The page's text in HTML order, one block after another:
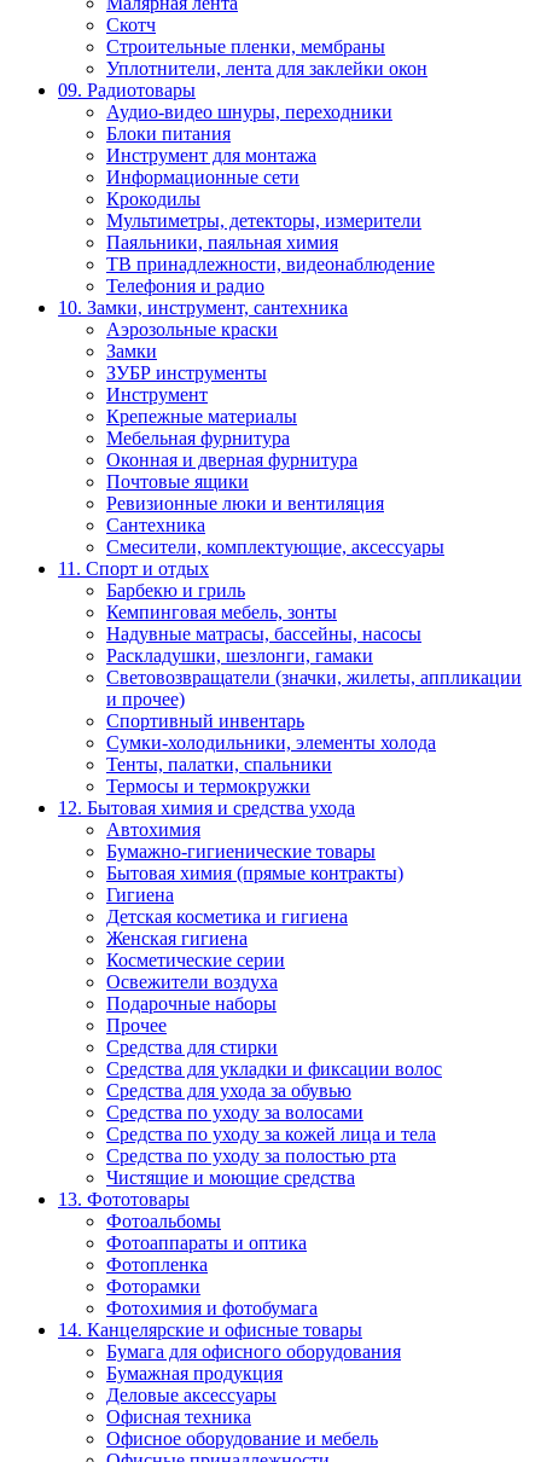
Скотч
Строительные пленки, мембраны
Уплотнители, лента для заклейки окон
09. Радиотовары
Аудио-видео шнуры, переходники
Блоки питания
Инструмент для монтажа
Информационные сети
Крокодилы
Мультиметры, детекторы, измерители
Паяльники, паяльная химия
ТВ принадлежности, видеонаблюдение
Телефония и радио
10. Замки, инструмент, сантехника
Аэрозольные краски
Замки
ЗУБР инструменты
Инструмент
Крепежные материалы
Мебельная фурнитура
Оконная и дверная фурнитура
Почтовые ящики
Ревизионные люки и вентиляция
Сантехника
Смесители, комплектующие, аксессуары
11. Спорт и отдых
Барбекю и гриль
Кемпинговая мебель, зонты
Надувные матрасы, бассейны, насосы
Раскладушки, шезлонги, гамаки
Световозвращатели (значки, жилеты, аппликации
и прочее)
Спортивный инвентарь
Сумки-холодильники, элементы холода
Тенты, палатки, спальники
Термосы и термокружки
12. Бытовая химия и средства ухода
Автохимия
Бумажно-гигиенические товары
Бытовая химия (прямые контракты)
Гигиена
Детская косметика и гигиена
Женская гигиена
Косметические серии
Освежители воздуха
Подарочные наборы
Прочее
Средства для стирки
Средства для укладки и фиксации волос
Средства для ухода за обувью
Средства по уходу за волосами
Средства по уходу за кожей лица и тела
Средства по уходу за полостью рта
Чистящие и моющие средства
13. Фототовары
Фотоальбомы
Фотоаппараты и оптика
Фотопленка
Фоторамки
Фотохимия и фотобумага
14. Канцелярские и офисные товары
Бумага для офисного оборудования
Бумажная продукция
Деловые аксессуары
Офисная техника
Офисное оборудование и мебель